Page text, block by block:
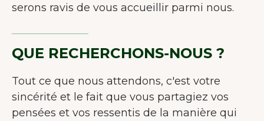
serons ravis de vous accueillir parmi nous.
QUE RECHERCHONS-NOUS ?
Tout ce que nous attendons, c'est votre
sincérité et le fait que vous partagiez vos
pensées et vos ressentis de la manière qui